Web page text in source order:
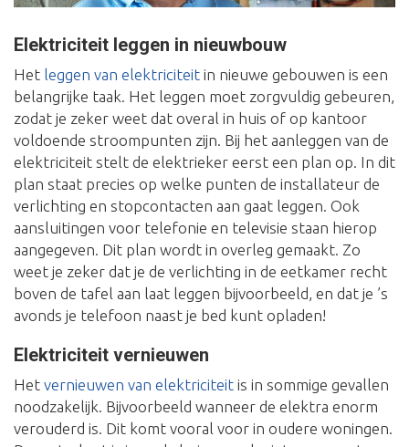
Elektriciteit leggen in nieuwbouw
Het leggen van elektriciteit in nieuwe gebouwen is een
belangrijke taak. Het leggen moet zorgvuldig gebeuren,
zodat je zeker weet dat overal in huis of op kantoor
voldoende stroompunten zijn. Bij het aanleggen van de
elektriciteit stelt de elektrieker eerst een plan op. In dit
plan staat precies op welke punten de installateur de
verlichting en stopcontacten aan gaat leggen. Ook
aansluitingen voor telefonie en televisie staan hierop
aangegeven. Dit plan wordt in overleg gemaakt. Zo
weet je zeker dat je de verlichting in de eetkamer recht
boven de tafel aan laat leggen bijvoorbeeld, en dat je ’s
avonds je telefoon naast je bed kunt opladen!
Elektriciteit vernieuwen
Het vernieuwen van elektriciteit is in sommige gevallen
noodzakelijk. Bijvoorbeeld wanneer de elektra enorm
verouderd is. Dit komt vooral voor in oudere woningen.